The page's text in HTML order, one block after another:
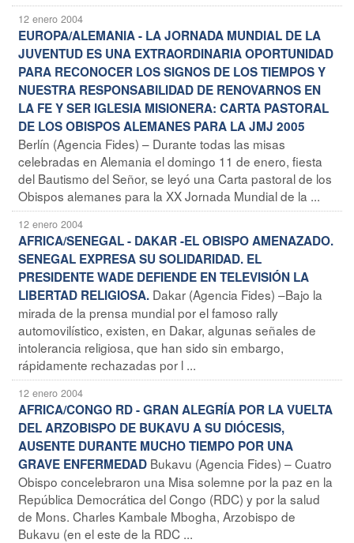
12 enero 2004
EUROPA/ALEMANIA - LA JORNADA MUNDIAL DE LA
JUVENTUD ES UNA EXTRAORDINARIA OPORTUNIDAD
PARA RECONOCER LOS SIGNOS DE LOS TIEMPOS Y
NUESTRA RESPONSABILIDAD DE RENOVARNOS EN
LA FE Y SER IGLESIA MISIONERA: CARTA PASTORAL
DE LOS OBISPOS ALEMANES PARA LA JMJ 2005
Berlín (Agencia Fides) – Durante todas las misas
celebradas en Alemania el domingo 11 de enero, fiesta
del Bautismo del Señor, se leyó una Carta pastoral de los
Obispos alemanes para la XX Jornada Mundial de la ...
12 enero 2004
AFRICA/SENEGAL - DAKAR -EL OBISPO AMENAZADO.
SENEGAL EXPRESA SU SOLIDARIDAD. EL
PRESIDENTE WADE DEFIENDE EN TELEVISIÓN LA
LIBERTAD RELIGIOSA. Dakar (Agencia Fides) –Bajo la
mirada de la prensa mundial por el famoso rally
automovilístico, existen, en Dakar, algunas señales de
intolerancia religiosa, que han sido sin embargo,
rápidamente rechazadas por l ...
12 enero 2004
AFRICA/CONGO RD - GRAN ALEGRÍA POR LA VUELTA
DEL ARZOBISPO DE BUKAVU A SU DIÓCESIS,
AUSENTE DURANTE MUCHO TIEMPO POR UNA
GRAVE ENFERMEDAD Bukavu (Agencia Fides) – Cuatro
Obispo concelebraron una Misa solemne por la paz en la
República Democrática del Congo (RDC) y por la salud
de Mons. Charles Kambale Mbogha, Arzobispo de
Bukavu (en el este de la RDC ...